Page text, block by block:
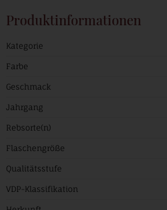
Produktinformationen
Kategorie
Farbe
Geschmack
Jahrgang
Rebsorte(n)
Flaschengröße
Qualitätsstufe
VDP-Klassifikation